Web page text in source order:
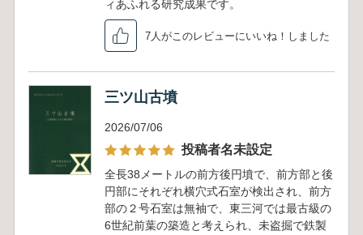
ィあふれる研究成果です。
7人がこのレビューにいいね！しました
三ツ山古墳
2026/07/06
投稿者名未設定
全長38メートルの前方後円墳で、前方部と後
円部にそれぞれ横穴式石室が検出され、前方
部の２号石室は無袖で、東三河では最古級の
6世紀前葉の築造と考えられ、未盗掘で鉄製